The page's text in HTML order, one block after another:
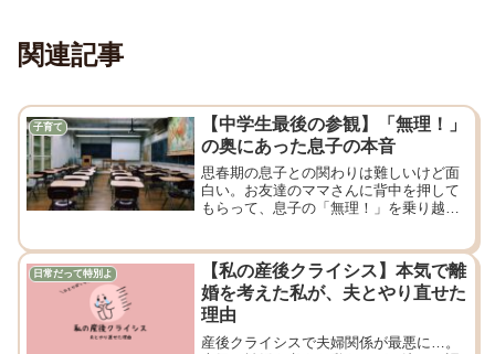
関連記事
子育て
【中学生最後の参観】「無理！」
の奥にあった息子の本音
思春期の息子との関わりは難しいけど面
白い。お友達のママさんに背中を押して
もらって、息子の「無理！」を乗り越え
日常だって特別よ
【私の産後クライシス】本気で離
婚を考えた私が、夫とやり直せた
理由
産後クライシスで夫婦関係が最悪に…。